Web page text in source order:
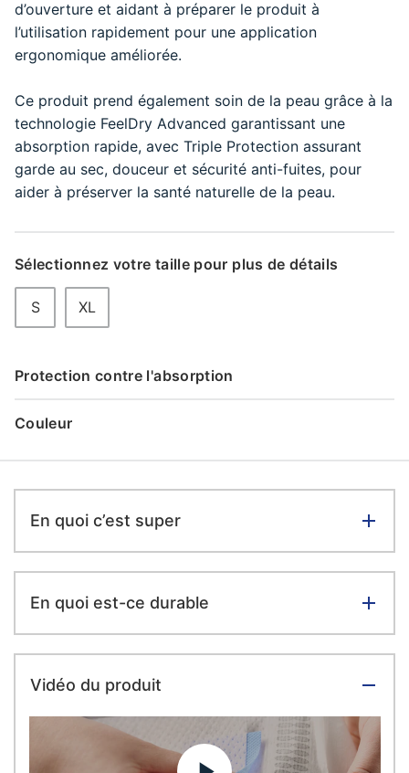
d’ouverture et aidant à préparer le produit à
l’utilisation rapidement pour une application
ergonomique améliorée.
Ce produit prend également soin de la peau grâce à la
technologie FeelDry Advanced garantissant une
absorption rapide, avec Triple Protection assurant
garde au sec, douceur et sécurité anti-fuites, pour
aider à préserver la santé naturelle de la peau.
Sélectionnez votre taille pour plus de détails
S XL
Protection contre l'absorption
Couleur
En quoi c’est super
En quoi est-ce durable
Vidéo du produit